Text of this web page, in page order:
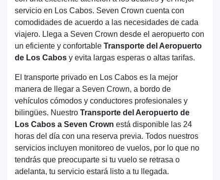
servicio en Los Cabos. Seven Crown cuenta con
comodidades de acuerdo a las necesidades de cada
viajero. Llega a Seven Crown desde el aeropuerto con
un eficiente y confortable Transporte del Aeropuerto
de Los Cabos y evita largas esperas o altas tarifas.
El transporte privado en Los Cabos es la mejor
manera de llegar a Seven Crown, a bordo de
vehículos cómodos y conductores profesionales y
bilingües. Nuestro Transporte del Aeropuerto de
Los Cabos a Seven Crown está disponible las 24
horas del día con una reserva previa. Todos nuestros
servicios incluyen monitoreo de vuelos, por lo que no
tendrás que preocuparte si tu vuelo se retrasa o
adelanta, tu servicio estará listo a tu llegada.